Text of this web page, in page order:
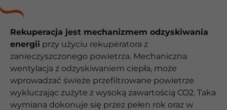
Rekuperacja jest mechanizmem odzyskiwania
energii przy użyciu rekuperatora z
zanieczyszczonego powietrza. Mechaniczna
wentylacja z odzyskiwaniem ciepła, może
wprowadzać świeże przefiltrowane powietrze
wykluczając zużyte z wysoką zawartością CO2. Taka
wymiana dokonuje się przez pełen rok oraz w